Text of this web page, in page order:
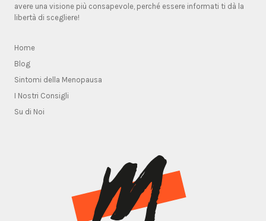
avere una visione più consapevole, perché essere informati ti dà la
libertà di scegliere!
Home
Blog
Sintomi della Menopausa
I Nostri Consigli
Su di Noi